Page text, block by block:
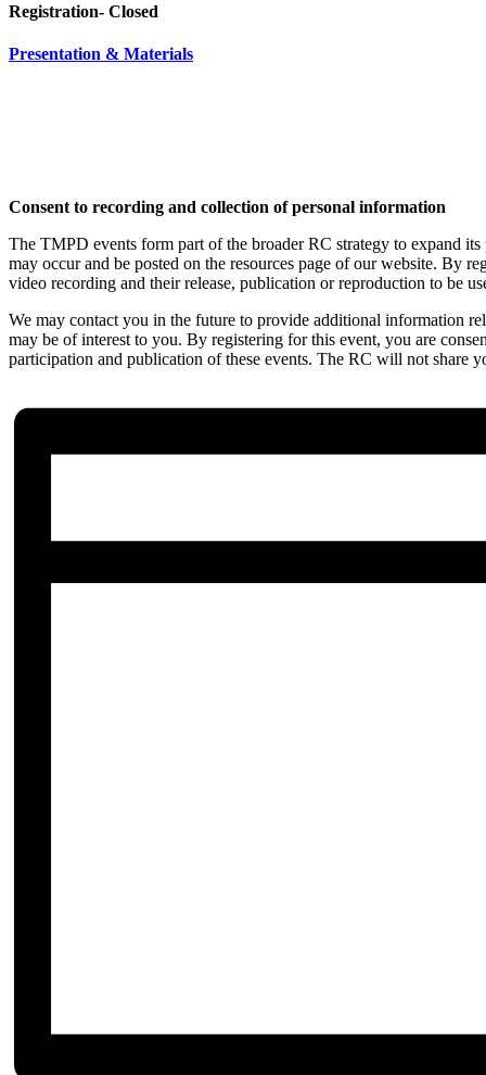
Registration- Closed
Presentation & Materials
Consent to recording and collection of personal information
The TMPD events form part of the broader RC strategy to expand
may occur and be posted on the resources page of our website. By
video recording and their release, publication or reproduction to be
We may contact you in the future to provide additional information
may be of interest to you. By registering for this event, you are
participation and publication of these events. The RC will not share